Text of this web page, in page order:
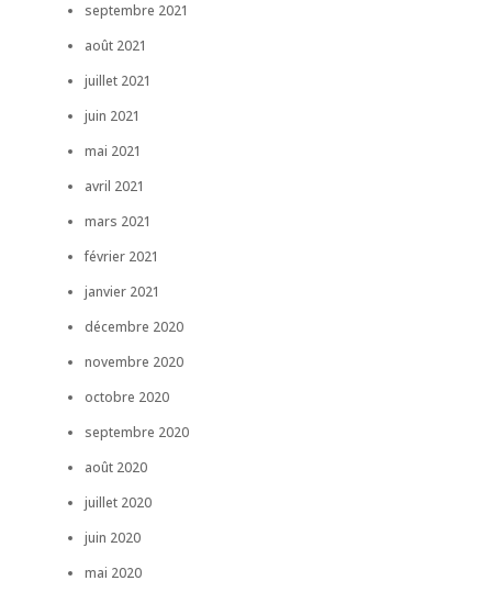
septembre 2021
août 2021
juillet 2021
juin 2021
mai 2021
avril 2021
mars 2021
février 2021
janvier 2021
décembre 2020
novembre 2020
octobre 2020
septembre 2020
août 2020
juillet 2020
juin 2020
mai 2020